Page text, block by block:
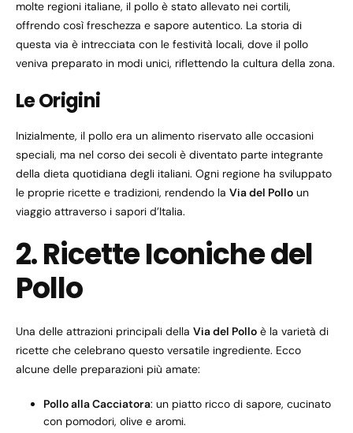
molte regioni italiane, il pollo è stato allevato nei cortili,
offrendo così freschezza e sapore autentico. La storia di
questa via è intrecciata con le festività locali, dove il pollo
veniva preparato in modi unici, riflettendo la cultura della zona.
Le Origini
Inizialmente, il pollo era un alimento riservato alle occasioni
speciali, ma nel corso dei secoli è diventato parte integrante
della dieta quotidiana degli italiani. Ogni regione ha sviluppato
le proprie ricette e tradizioni, rendendo la Via del Pollo un
viaggio attraverso i sapori d’Italia.
2. Ricette Iconiche del
Pollo
Una delle attrazioni principali della Via del Pollo è la varietà di
ricette che celebrano questo versatile ingrediente. Ecco
alcune delle preparazioni più amate:
Pollo alla Cacciatora: un piatto ricco di sapore, cucinato
con pomodori, olive e aromi.